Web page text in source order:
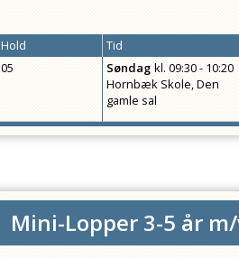
Hold Tid
05
Søndag kl.09:30 - 10:20
Hornbæk Skole, Den
gamle sal
Mini-Lopper 3-5 år